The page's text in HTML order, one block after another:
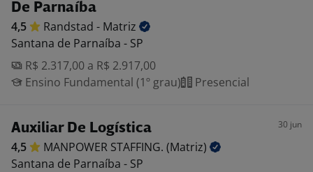
De Parnaíba
4,5 Randstad - Matriz
Santana de Parnaíba - SP
R$ 2.317,00 a R$ 2.917,00
Ensino Fundamental (1º grau)
Presencial
Auxiliar De Logística 30 jun
4,5 MANPOWER STAFFING. (Matriz)
Santana de Parnaíba - SP